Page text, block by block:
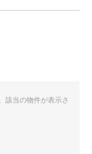
該当の物件が表示さ